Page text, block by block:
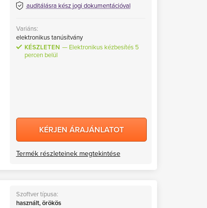
auditálásra kész jogi dokumentációval
Variáns:
elektronikus tanúsítvány
KÉSZLETEN
Elektronikus kézbesítés 5
percen belül
KÉRJEN ÁRAJÁNLATOT
Termék részleteinek megtekintése
Szoftver típusa:
használt, örökös